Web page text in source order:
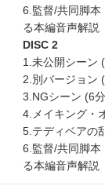
6.監督/共同脚本
る本編音声解説
DISC 2
1.未公開シーン
2.別バージョン
3.NGシーン (6
4.メイキング・
5.テディベアの
6.監督/共同脚本
る本編音声解説